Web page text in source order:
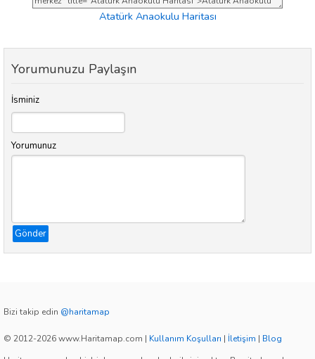
Atatürk Anaokulu Haritası
Yorumunuzu Paylaşın
İsminiz
Yorumunuz
Gönder
Bizi takip edin @haritamap
© 2012-2026 www.Haritamap.com | Kullanım Koşulları | İletişim | Blog